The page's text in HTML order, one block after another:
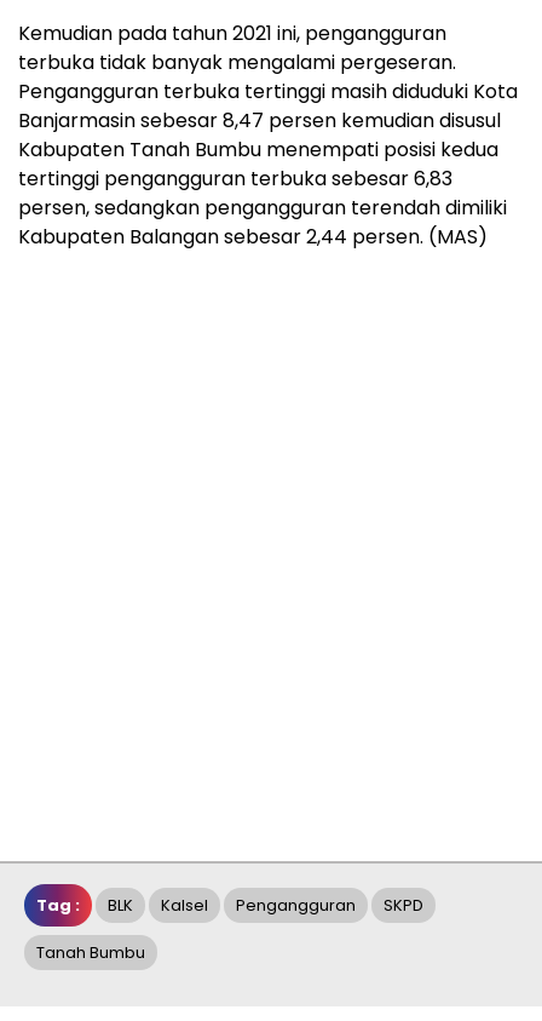
Kemudian pada tahun 2021 ini, pengangguran
terbuka tidak banyak mengalami pergeseran.
Pengangguran terbuka tertinggi masih diduduki Kota
Banjarmasin sebesar 8,47 persen kemudian disusul
Kabupaten Tanah Bumbu menempati posisi kedua
tertinggi pengangguran terbuka sebesar 6,83
persen, sedangkan pengangguran terendah dimiliki
Kabupaten Balangan sebesar 2,44 persen. (MAS)
Tag : BLK Kalsel Pengangguran SKPD
Tanah Bumbu